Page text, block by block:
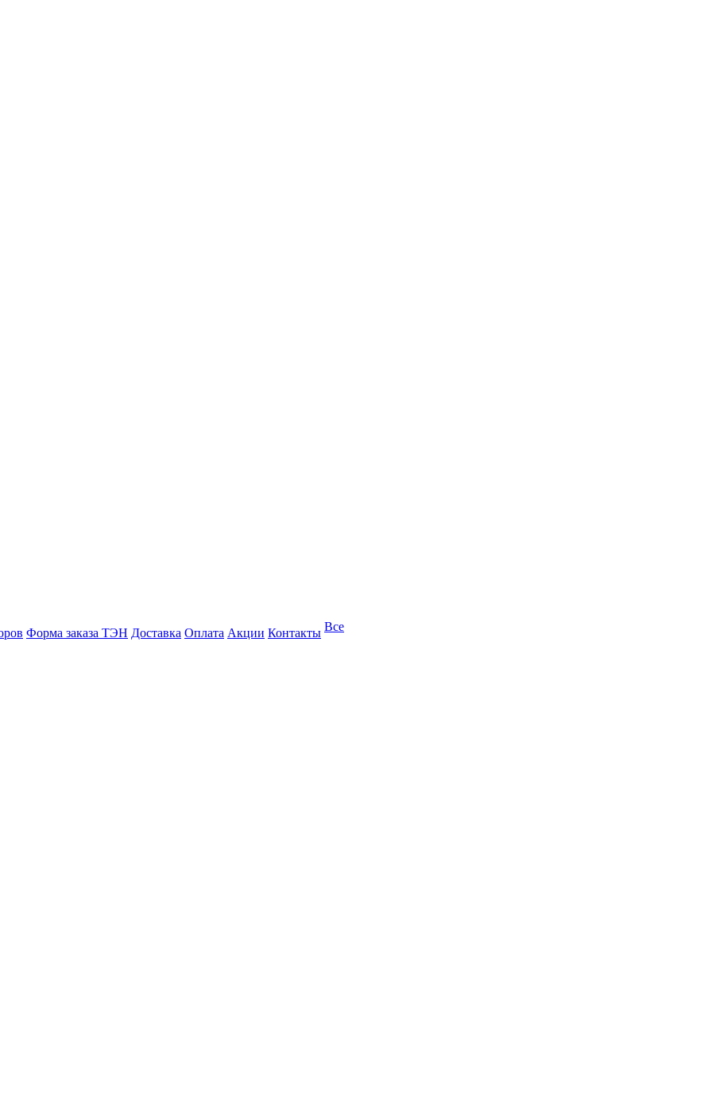
Форма заказа ТЭН Доставка Оплата Акции Контакты Все